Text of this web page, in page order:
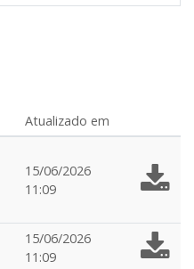
Atualizado em
15/06/2026
11:09
15/06/2026
11:09